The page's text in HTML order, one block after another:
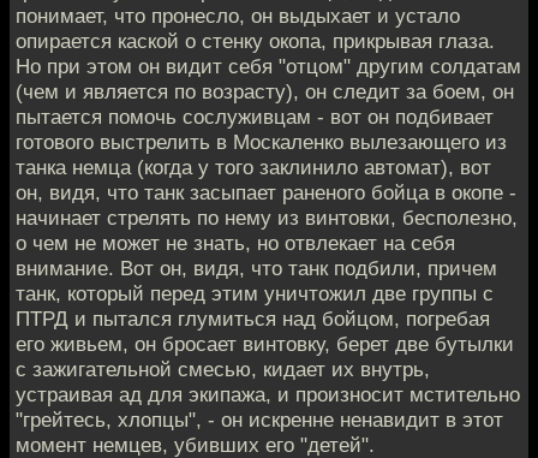
понимает, что пронесло, он выдыхает и устало
опирается каской о стенку окопа, прикрывая глаза.
Но при этом он видит себя "отцом" другим солдатам
(чем и является по возрасту), он следит за боем, он
пытается помочь сослуживцам - вот он подбивает
готового выстрелить в Москаленко вылезающего из
танка немца (когда у того заклинило автомат), вот
он, видя, что танк засыпает раненого бойца в окопе -
начинает стрелять по нему из винтовки, бесполезно,
о чем не может не знать, но отвлекает на себя
внимание. Вот он, видя, что танк подбили, причем
танк, который перед этим уничтожил две группы с
ПТРД и пытался глумиться над бойцом, погребая
его живьем, он бросает винтовку, берет две бутылки
с зажигательной смесью, кидает их внутрь,
устраивая ад для экипажа, и произносит мстительно
"грейтесь, хлопцы", - он искренне ненавидит в этот
момент немцев, убивших его "детей".